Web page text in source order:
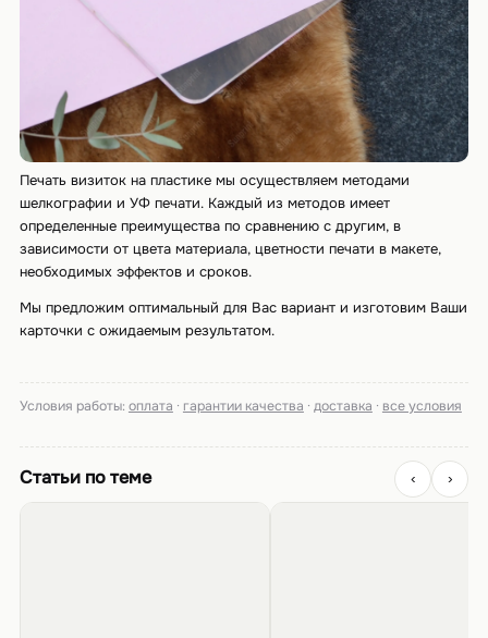
Печать визиток на пластике мы осуществляем методами
шелкографии и УФ печати. Каждый из методов имеет
определенные преимущества по сравнению с другим, в
зависимости от цвета материала, цветности печати в макете,
необходимых эффектов и сроков.
Мы предложим оптимальный для Вас вариант и изготовим Ваши
карточки с ожидаемым результатом.
Условия работы: оплата · гарантии качества · доставка · все условия
Статьи по теме ‹ ›